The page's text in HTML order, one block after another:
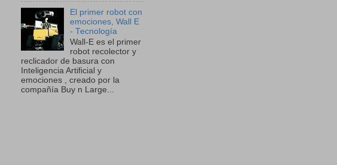
El primer robot con
emociones, Wall E
- Tecnología
Wall-E es el primer
robot recolector y
reclicador de basura con
Inteligencia Artificial y
emociones , creado por la
compañía Buy n Large...